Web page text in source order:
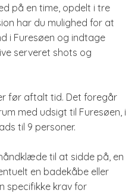
på en time, opdelt i tre
har du mulighed for at
i Furesøen og indtage
serveret shots og
før aftalt tid. Det foregår
med udsigt til Furesøen, i
til 9 personer.
til at sidde på, en
en badekåbe eller
specifikke krav for